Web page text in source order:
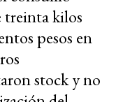
treinta kilos
pesos en
stock y no